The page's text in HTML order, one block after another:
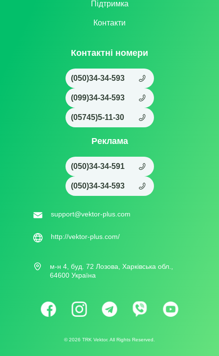
Підтримка
Контакти
Контактні номери
(050)34-34-593
(099)34-34-593
(05745)5-11-30
Реклама
(050)34-34-591
(050)34-34-593
support@vektor-plus.com
http://vektor-plus.com/
м-н 4, буд. 72 Лозова, Харківська обл.,
64600 Україна
©2026 TRK Vektor. All Rights Reserved.